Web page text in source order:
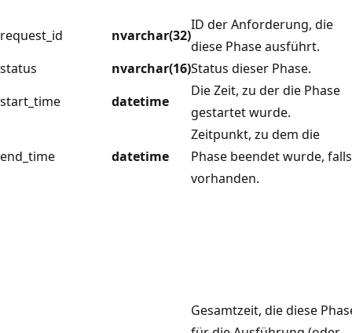
request_id nvarchar(32)
ID der Anforderung, die
diese Phase ausführt.
status
nvarchar(16)Status dieser Phase.
start_time
datetime
Die Zeit, zu der die Phase
gestartet wurde.
end_time datetime
Zeitpunkt, zu dem die
Phase beendet wurde, falls
vorhanden.
Gesamtzeit, die diese